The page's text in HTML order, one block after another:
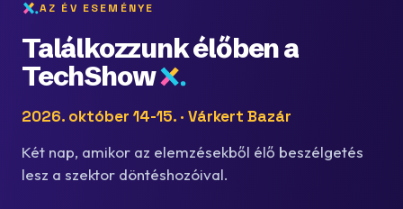
AZ ÉV ESEMÉNYE
Találkozzunk élőben a
TechShow
2026. október 14-15. · Várkert Bazár
Két nap, amikor az elemzésekből élő beszélgetés
lesz a szektor döntéshozóival.